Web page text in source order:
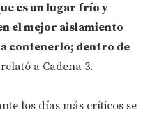
es un lugar frío y
el mejor aislamiento
contenerlo; dentro de
a Cadena 3.
los días más críticos se